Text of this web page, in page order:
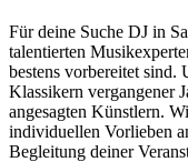
Für deine Suche DJ in
talentierten
bestens vorbereitet sind.
Klassikern vergangener
angesagten Künstlern.
individuellen Vorlieben
Begleitung deiner